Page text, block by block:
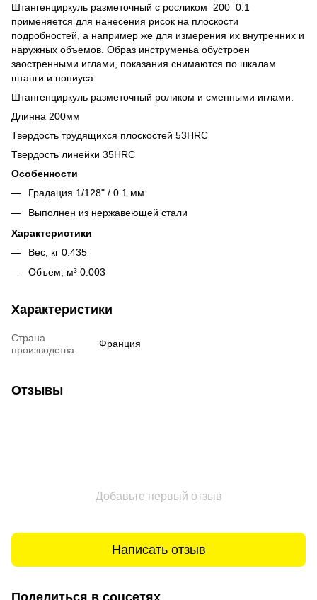
Штангенциркуль разметочный с росликом 200 0.1
применяется для нанесения рисок на плоскости
подробностей, а например же для измерения их внутренних и
наружных объемов. Образ инструменьа обустроен
заостренными иглами, показания снимаются по шкалам
штанги и нониуса.
Штангенциркуль разметочный роликом и сменными иглами.
Длинна 200мм
Твердость трудящихся плоскостей 53HRC
Твердость линейки 35HRC
Особенности
Градация 1/128" / 0.1 мм
Выполнен из нержавеющей стали
Характеристики
Вес, кг 0.435
Объем, м³ 0.003
Характеристики
Страна
производства
Франция
Отзывы
Добавьте первый отзыв
Написать отзыв